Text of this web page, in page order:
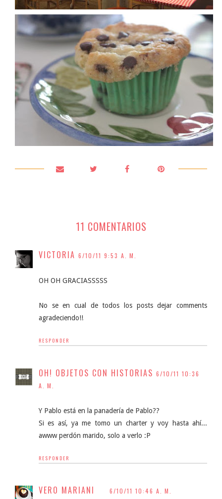
11 COMENTARIOS
VICTORIA 6/10/11 9:53 A. M.
OH OH GRACIASSSSS
No se en cual de todos los posts dejar comments
agradeciendo!!
RESPONDER
OH! OBJETOS CON HISTORIAS 6/10/11 10:36
A. M.
Y Pablo está en la panadería de Pablo??
Si es así, ya me tomo un charter y voy hasta ahí...
awww perdón marido, solo a verlo :P
RESPONDER
VERO MARIANI 6/10/11 10:46 A. M.